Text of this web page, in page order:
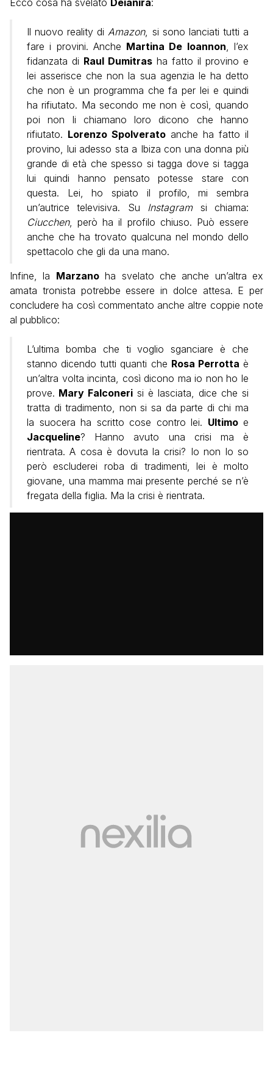
Ecco cosa ha svelato Deianira:
Il nuovo reality diAmazon, si sono lanciati tutti a
fare i provini. Anche Martina De Ioannon, l’ex
fidanzata di Raul Dumitras ha fatto il provino e
lei asserisce che non la sua agenzia le ha detto
che non è un programma che fa per lei e quindi
ha rifiutato. Ma secondo me non è così, quando
poi non li chiamano loro dicono che hanno
rifiutato. Lorenzo Spolverato anche ha fatto il
provino, lui adesso sta a Ibiza con una donna più
grande di età che spesso si tagga dove si tagga
lui quindi hanno pensato potesse stare con
questa. Lei, ho spiato il profilo, mi sembra
un’autrice televisiva. Su Instagramsi chiama:
Ciucchen, però ha il profilo chiuso. Può essere
anche che ha trovato qualcuna nel mondo dello
spettacolo che gli da una mano.
Infine, la Marzanoha svelato che anche un’altra ex
amata tronista potrebbe essere in dolce attesa. E per
concludere ha così commentato anche altre coppie note
al pubblico:
L’ultima bomba che ti voglio sganciare è che
stanno dicendo tutti quanti che Rosa Perrotta è
un’altra volta incinta, così dicono ma io non ho le
prove. Mary Falconeri si è lasciata, dice che si
tratta di tradimento, non si sa da parte di chi ma
la suocera ha scritto cose contro lei. Ultimoe
Jacqueline? Hanno avuto una crisi ma è
rientrata. A cosa è dovuta la crisi? Io non lo so
però escluderei roba di tradimenti, lei è molto
giovane, una mamma mai presente perché se n’è
fregata della figlia. Ma la crisi è rientrata.